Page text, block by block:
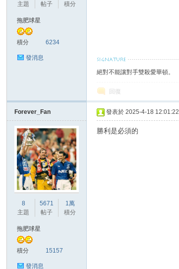
主題
帖子
積分
拖肥球星
積分 6234
發消息
絕對不能讓對手雙殺愛華頓。
回復
Forever_Fan
8
主題
5671
帖子
1萬
積分
拖肥球星
積分 15157
發消息
發表於 2025-4-18 12:01:22
勝利是必須的